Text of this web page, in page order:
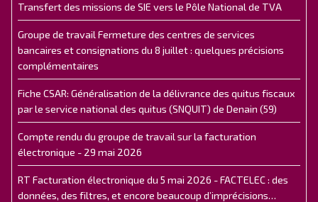
Transfert des missions de SIE vers le Pôle National de TVA
Groupe de travail Fermeture des centres de services
bancaires et consignations du 8 juillet : quelques précisions
complémentaires
Fiche CSAR: Généralisation de la délivrance des quitus fiscaux
par le service national des quitus (SNQUIT) de Denain (59)
Compte rendu du groupe de travail sur la facturation
électronique - 29 mai 2026
RT Facturation électronique du 5 mai 2026 - FACTELEC : des
données, des filtres, et encore beaucoup d’imprécisions…